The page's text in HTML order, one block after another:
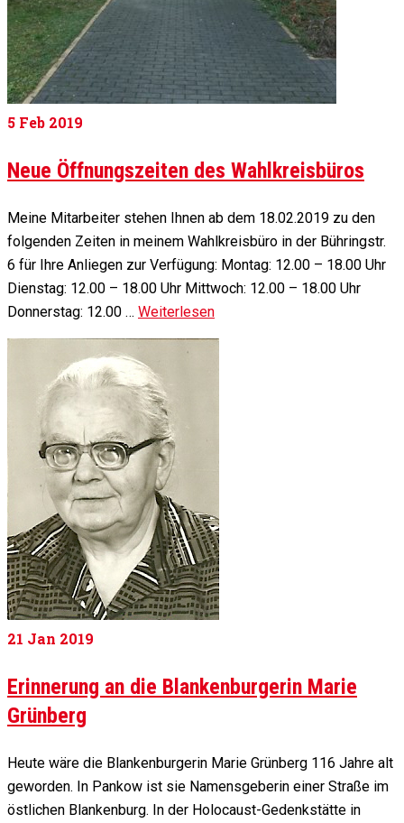
5 Feb 2019
Neue Öffnungszeiten des Wahlkreisbüros
Meine Mitarbeiter stehen Ihnen ab dem 18.02.2019 zu den
folgenden Zeiten in meinem Wahlkreisbüro in der Bühringstr.
6 für Ihre Anliegen zur Verfügung: Montag: 12.00 – 18.00 Uhr
Dienstag: 12.00 – 18.00 Uhr Mittwoch: 12.00 – 18.00 Uhr
Donnerstag: 12.00 … Weiterlesen
21 Jan 2019
Erinnerung an die Blankenburgerin Marie
Grünberg
Heute wäre die Blankenburgerin Marie Grünberg 116 Jahre alt
geworden. In Pankow ist sie Namensgeberin einer Straße im
östlichen Blankenburg. In der Holocaust-Gedenkstätte in